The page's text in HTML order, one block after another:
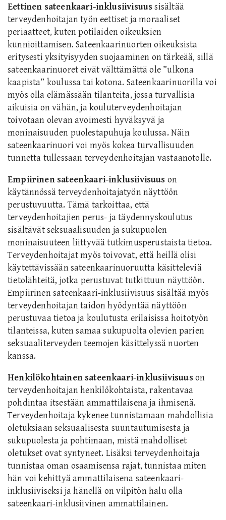
Eettinen sateenkaari-inklusiivisuussisältää
terveydenhoitajan työn eettiset ja moraaliset
periaatteet, kuten potilaiden oikeuksien
kunnioittamisen. Sateenkaarinuorten oikeuksista
eritysesti yksityisyyden suojaaminen on tärkeää, sillä
sateenkaarinuoret eivät välttämättä ole ”ulkona
kaapista” koulussa tai kotona. Sateenkaarinuorilla voi
myös olla elämässään tilanteita, jossa turvallisia
aikuisia on vähän, ja kouluterveydenhoitajan
toivotaan olevan avoimesti hyväksyvä ja
moninaisuuden puolestapuhuja koulussa. Näin
sateenkaarinuori voi myös kokea turvallisuuden
tunnetta tullessaan terveydenhoitajan vastaanotolle.
Empiirinen sateenkaari-inklusiivisuus on
käytännössä terveydenhoitajatyön näyttöön
perustuvuutta. Tämä tarkoittaa, että
terveydenhoitajien perus- ja täydennyskoulutus
sisältävät seksuaalisuuden ja sukupuolen
moninaisuuteen liittyvää tutkimusperustaista tietoa.
Terveydenhoitajat myös toivovat, että heillä olisi
käytettävissään sateenkaarinuoruutta käsitteleviä
tietolähteitä, jotka perustuvat tutkittuun näyttöön.
Empiirinen sateenkaari-inklusiivisuus sisältää myös
terveydenhoitajan taidon hyödyntää näyttöön
perustuvaa tietoa ja koulutusta erilaisissa hoitotyön
tilanteissa, kuten samaa sukupuolta olevien parien
seksuaaliterveyden teemojen käsittelyssä nuorten
kanssa.
Henkilökohtainen sateenkaari-inklusiivisuuson
terveydenhoitajan henkilökohtaista, rakentavaa
pohdintaa itsestään ammattilaisena ja ihmisenä.
Terveydenhoitaja kykenee tunnistamaan mahdollisia
oletuksiaan seksuaalisesta suuntautumisesta ja
sukupuolesta ja pohtimaan, mistä mahdolliset
oletukset ovat syntyneet. Lisäksi terveydenhoitaja
tunnistaa oman osaamisensa rajat, tunnistaa miten
hän voi kehittyä ammattilaisena sateenkaari-
inklusiiviseksi ja hänellä on vilpitön halu olla
sateenkaari-inklusiivinen ammattilainen.